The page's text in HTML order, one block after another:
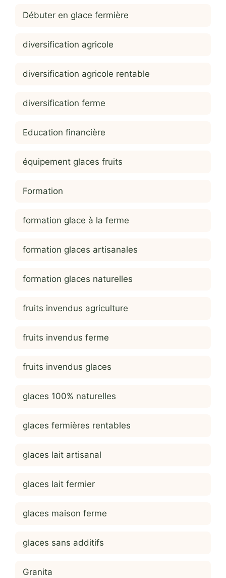
Débuter en glace fermière
diversification agricole
diversification agricole rentable
diversification ferme
Education financière
équipement glaces fruits
Formation
formation glace à la ferme
formation glaces artisanales
formation glaces naturelles
fruits invendus agriculture
fruits invendus ferme
fruits invendus glaces
glaces 100% naturelles
glaces fermières rentables
glaces lait artisanal
glaces lait fermier
glaces maison ferme
glaces sans additifs
Granita